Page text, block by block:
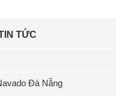
TỨC
Đà Nẵng